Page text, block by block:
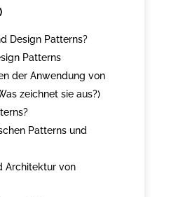
Design Patterns?
Patterns
der Anwendung von
zeichnet sie aus?)
Patterns und
Architektur von